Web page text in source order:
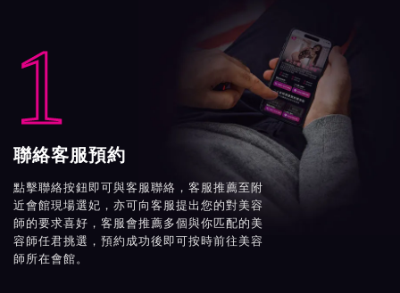
1
聯絡客服預約
點擊聯絡按鈕即可與客服聯絡，客服推薦至附
近會館現場選妃，亦可向客服提出您的對美容
師的要求喜好，客服會推薦多個與你匹配的美
容師任君挑選，預約成功後即可按時前往美容
師所在會館。